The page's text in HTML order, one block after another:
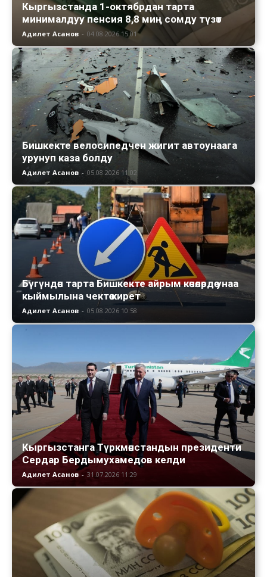
Кыргызстанда 1-октябрдан тарта
минималдуу пенсия 8,8 миң сомду түзөт
Адилет Асанов - 04.08.2026 15:01
Бишкекте велосипедчен жигит автоунаага
урунуп каза болду
Адилет Асанов - 05.08.2026 11:02
Бүгүндөн тарта Бишкекте айрым көчөлөрдө унаа
кыймылына чектөө кирет
Адилет Асанов - 05.08.2026 10:58
Кыргызстанга Түркмөнстандын президенти
Сердар Бердымухамедов келди
Адилет Асанов - 31.07.2026 11:29